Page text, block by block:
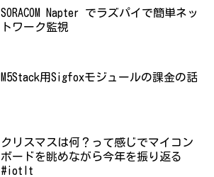
SORACOM Napter でラズパイで簡単ネッ
トワーク監視
M5Stack用Sigfoxモジュールの課金の話
クリスマスは何？って感じでマイコン
ボードを眺めながら今年を振り返る
#iotlt